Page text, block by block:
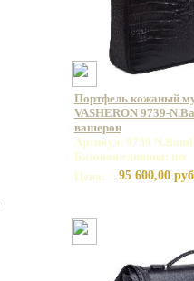
Портфель кожаный
VASHERON 9739-
вашерон
Артикул: 9739
Базовая единица: шт
Цена:
95 600,00